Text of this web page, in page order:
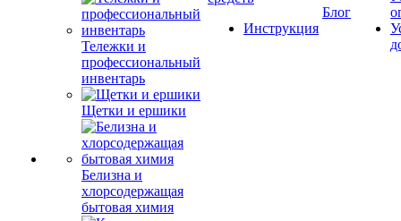
Тележки и
профессиональный
инвентарь
Щетки и ершики
Белизна и
хлорсодержащая
бытовая химия
Инструкция
Блог